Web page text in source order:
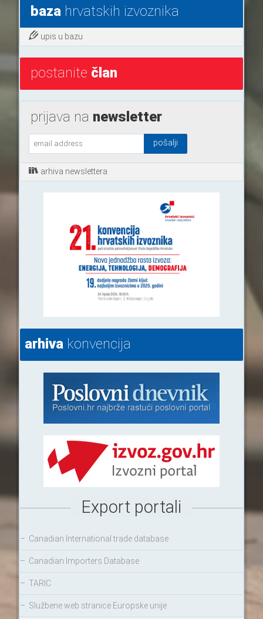
bazahrvatskih izvoznika
upis u bazu
postanite član
prijava na newsletter
arhiva newslettera
arhivakonvencija
Export portali
– Canadian International trade database
– Canadian Importers Database
– TARIC
– Službene web stranice Europske unije